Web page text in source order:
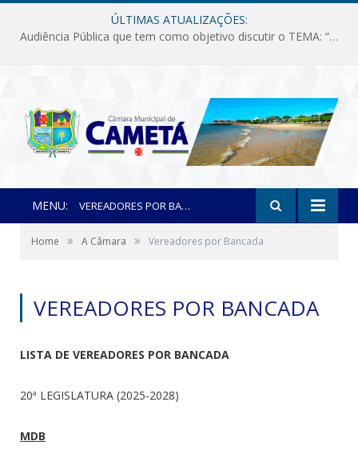
ÚLTIMAS ATUALIZAÇÕES:
Audiência Pública que tem como objetivo discutir o TEMA: “Fornecimento de Energia Elétrica em Debate: Tarifas, Qualidade e Atendimento dos Serviços”
MENU: VEREADORES POR BANCADA
Home » A Câmara » Vereadores por Bancada
VEREADORES POR BANCADA
LISTA DE VEREADORES POR BANCADA
20ª LEGISLATURA (2025-2028)
MDB